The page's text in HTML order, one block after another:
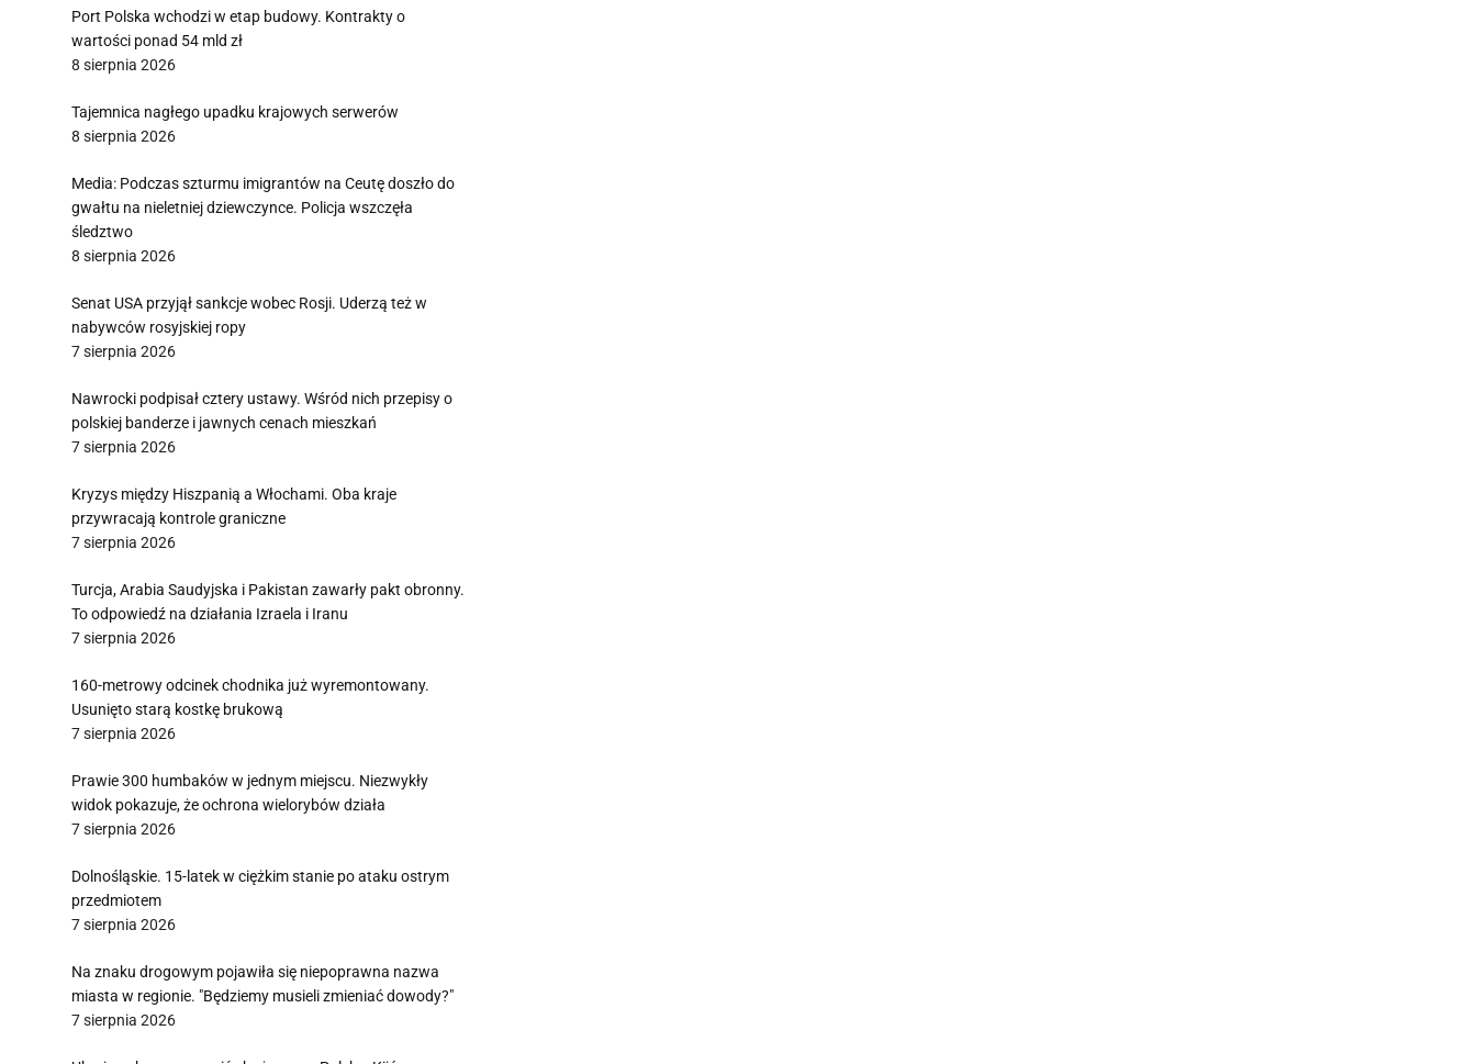
Port Polska wchodzi w etap budowy. Kontrakty o
wartości ponad 54 mld zł
8 sierpnia 2026
Tajemnica nagłego upadku krajowych serwerów
8 sierpnia 2026
Media: Podczas szturmu imigrantów na Ceutę doszło do
gwałtu na nieletniej dziewczynce. Policja wszczęła
śledztwo
8 sierpnia 2026
Senat USA przyjął sankcje wobec Rosji. Uderzą też w
nabywców rosyjskiej ropy
7 sierpnia 2026
Nawrocki podpisał cztery ustawy. Wśród nich przepisy o
polskiej banderze i jawnych cenach mieszkań
7 sierpnia 2026
Kryzys między Hiszpanią a Włochami. Oba kraje
przywracają kontrole graniczne
7 sierpnia 2026
Turcja, Arabia Saudyjska i Pakistan zawarły pakt obronny.
To odpowiedź na działania Izraela i Iranu
7 sierpnia 2026
160-metrowy odcinek chodnika już wyremontowany.
Usunięto starą kostkę brukową
7 sierpnia 2026
Prawie 300 humbaków w jednym miejscu. Niezwykły
widok pokazuje, że ochrona wielorybów działa
7 sierpnia 2026
Dolnośląskie. 15-latek w ciężkim stanie po ataku ostrym
przedmiotem
7 sierpnia 2026
Na znaku drogowym pojawiła się niepoprawna nazwa
miasta w regionie. "Będziemy musieli zmieniać dowody?"
7 sierpnia 2026